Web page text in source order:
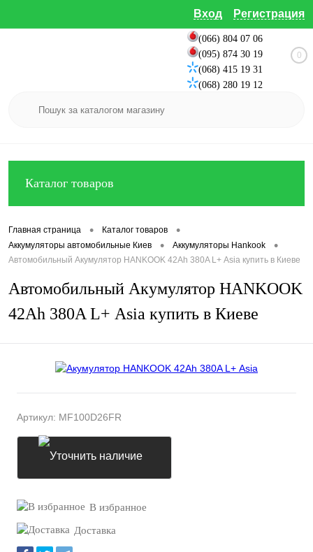
Вход Регистрация
(066) 804 07 06
(095) 874 30 19
(068) 415 19 31
(068) 280 19 12
0
Каталог товаров
Главная страница • Каталог товаров •
Аккумуляторы автомобильные Киев • Аккумуляторы Hankook •
Автомобильный Акумулятор HANKOOK 42Ah 380A L+ Аsia купить в Киеве
Автомобильный Акумулятор HANKOOK
42Ah 380A L+ Аsia купить в Киеве
Артикул: MF100D26FR
В избранное
Доставка